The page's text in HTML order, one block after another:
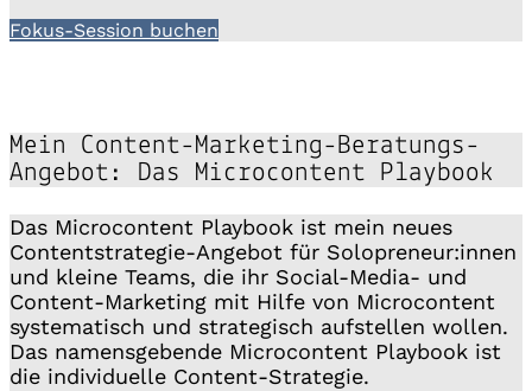
Fokus-Session buchen
Mein Content-Marketing-Beratungs-
Angebot: Das Microcontent Playbook
Das Microcontent Playbook ist mein neues
Contentstrategie-Angebot für Solopreneur:innen
und kleine Teams, die ihr Social-Media- und
Content-Marketing mit Hilfe von Microcontent
systematisch und strategisch aufstellen wollen.
Das namensgebende Microcontent Playbook ist
die individuelle Content-Strategie.